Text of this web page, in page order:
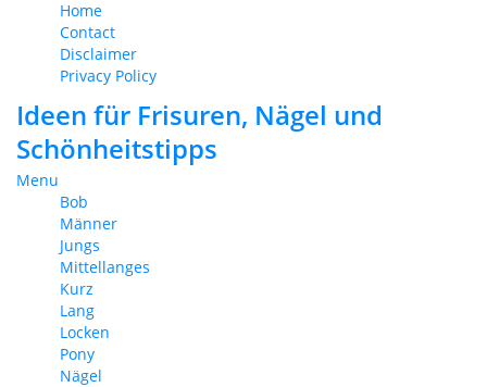
Home
Contact
Disclaimer
Privacy Policy
Ideen für Frisuren, Nägel und
Schönheitstipps
Menu
Bob
Männer
Jungs
Mittellanges
Kurz
Lang
Locken
Pony
Nägel